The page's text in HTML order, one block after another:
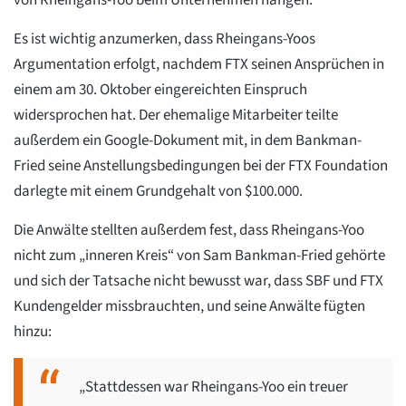
Es ist wichtig anzumerken, dass Rheingans-Yoos
Argumentation erfolgt, nachdem FTX seinen Ansprüchen in
einem am 30. Oktober eingereichten Einspruch
widersprochen hat. Der ehemalige Mitarbeiter teilte
außerdem ein Google-Dokument mit, in dem Bankman-
Fried seine Anstellungsbedingungen bei der FTX Foundation
darlegte mit einem Grundgehalt von $100.000.
Die Anwälte stellten außerdem fest, dass Rheingans-Yoo
nicht zum „inneren Kreis“ von Sam Bankman-Fried gehörte
und sich der Tatsache nicht bewusst war, dass SBF und FTX
Kundengelder missbrauchten, und seine Anwälte fügten
hinzu:
„Stattdessen war Rheingans-Yoo ein treuer